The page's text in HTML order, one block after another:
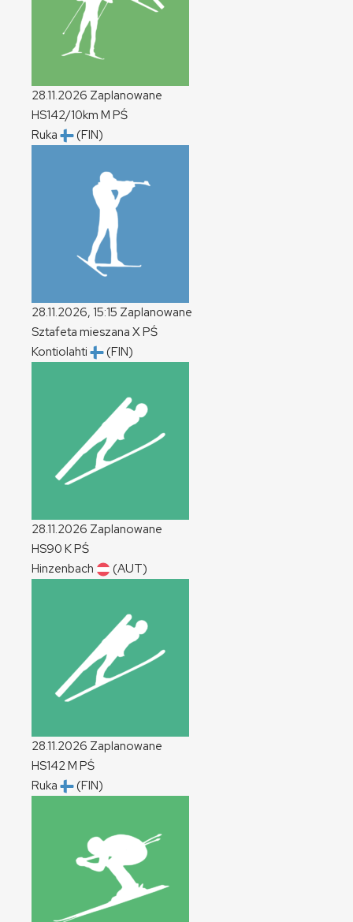
28.11.2026 Zaplanowane
HS142/10km M PŚ
Ruka
(FIN)
28.11.2026, 15:15 Zaplanowane
Sztafeta mieszana XPŚ
Kontiolahti
(FIN)
28.11.2026 Zaplanowane
HS90 KPŚ
Hinzenbach
(AUT)
28.11.2026 Zaplanowane
HS142M PŚ
Ruka
(FIN)